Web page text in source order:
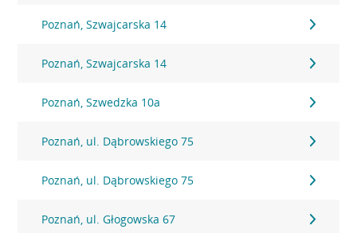
Poznań, Szwajcarska 14
Poznań, Szwajcarska 14
Poznań, Szwedzka 10a
Poznań, ul. Dąbrowskiego 75
Poznań, ul. Dąbrowskiego 75
Poznań, ul. Głogowska 67